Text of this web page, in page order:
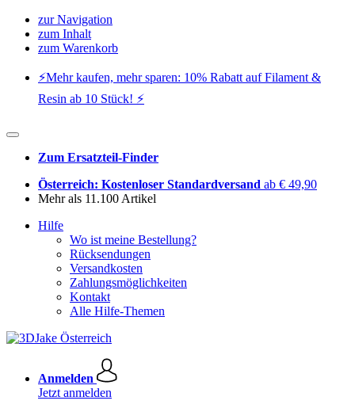
zur Navigation
zum Inhalt
zum Warenkorb
⚡️Mehr kaufen, mehr sparen: 10% Rabatt auf Filament &
Resin ab 10 Stück! ⚡️
Zum Ersatzteil-Finder
Österreich: Kostenloser Standardversand ab € 49,90
Mehr als 11.100 Artikel
Hilfe
Wo ist meine Bestellung?
Rücksendungen
Versandkosten
Zahlungsmöglichkeiten
Kontakt
Alle Hilfe-Themen
Anmelden
Jetzt anmelden